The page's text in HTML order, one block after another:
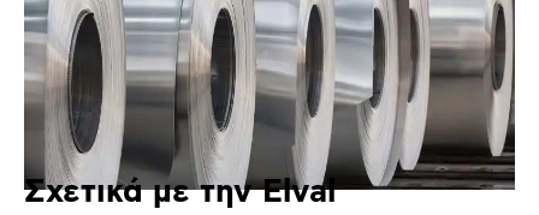
Σχετικά με την Elval